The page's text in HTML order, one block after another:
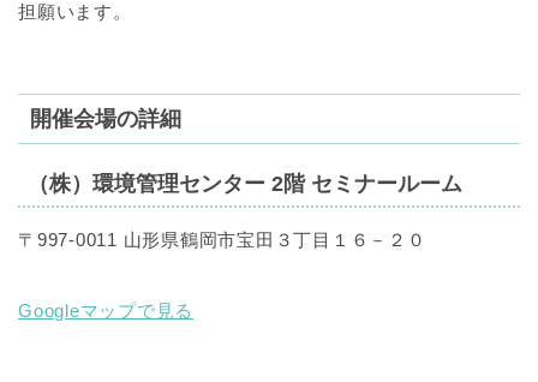
担願います。
開催会場の詳細
（株）環境管理センター 2階 セミナールーム
〒997-0011 山形県鶴岡市宝田３丁目１６－２０
Googleマップで見る